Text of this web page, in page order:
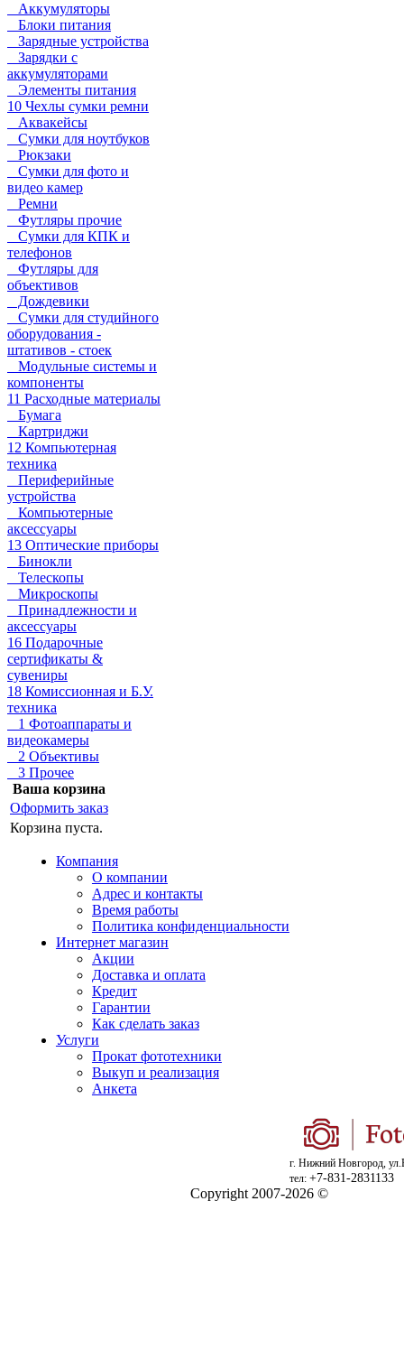
Аккумуляторы
Блоки питания
Зарядные устройства
Зарядки с
аккумуляторами
Элементы питания
10 Чехлы сумки ремни
Аквакейсы
Сумки для ноутбуков
Рюкзаки
Сумки для фото и
видео камер
Ремни
Футляры прочие
Сумки для КПК и
телефонов
Футляры для
объективов
Дождевики
Сумки для студийного
оборудования -
штативов - стоек
Модульные системы и
компоненты
11 Расходные материалы
Бумага
Картриджи
12 Компьютерная
техника
Периферийные
устройства
Компьютерные
аксессуары
13 Оптические приборы
Бинокли
Телескопы
Микроскопы
Принадлежности и
аксессуары
16 Подарочные
сертификаты &
сувениры
18 Комиссионная и Б.У.
техника
1 Фотоаппараты и
видеокамеры
2 Объективы
3 Прочее
Ваша корзина
Оформить заказ
Корзина пуста.
Компания
О компании
Адрес и контакты
Время работы
Политика конфиденциальности
Интернет магазин
Акции
Доставка и оплата
Кредит
Гарантии
Как сделать заказ
Услуги
Прокат фототехники
Выкуп и реализация
Анкета
г. Нижний Новгород,
тел: +7-831-2831133
Copyright 2007-2026 ©